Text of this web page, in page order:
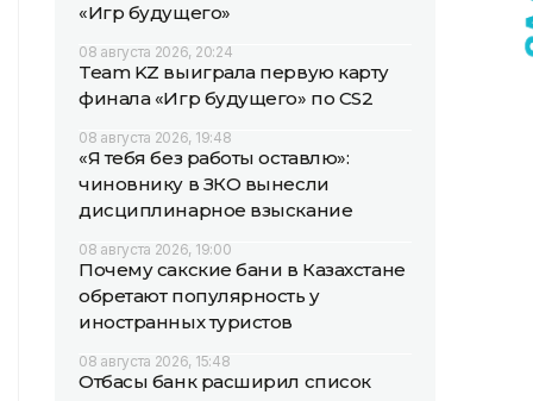
«Игр будущего»
08 августа 2026, 20:24
Team KZ выиграла первую карту
финала «Игр будущего» по CS2
08 августа 2026, 19:48
«Я тебя без работы оставлю»:
чиновнику в ЗКО вынесли
дисциплинарное взыскание
08 августа 2026, 19:00
Почему сакские бани в Казахстане
обретают популярность у
иностранных туристов
08 августа 2026, 15:48
Отбасы банк расширил список